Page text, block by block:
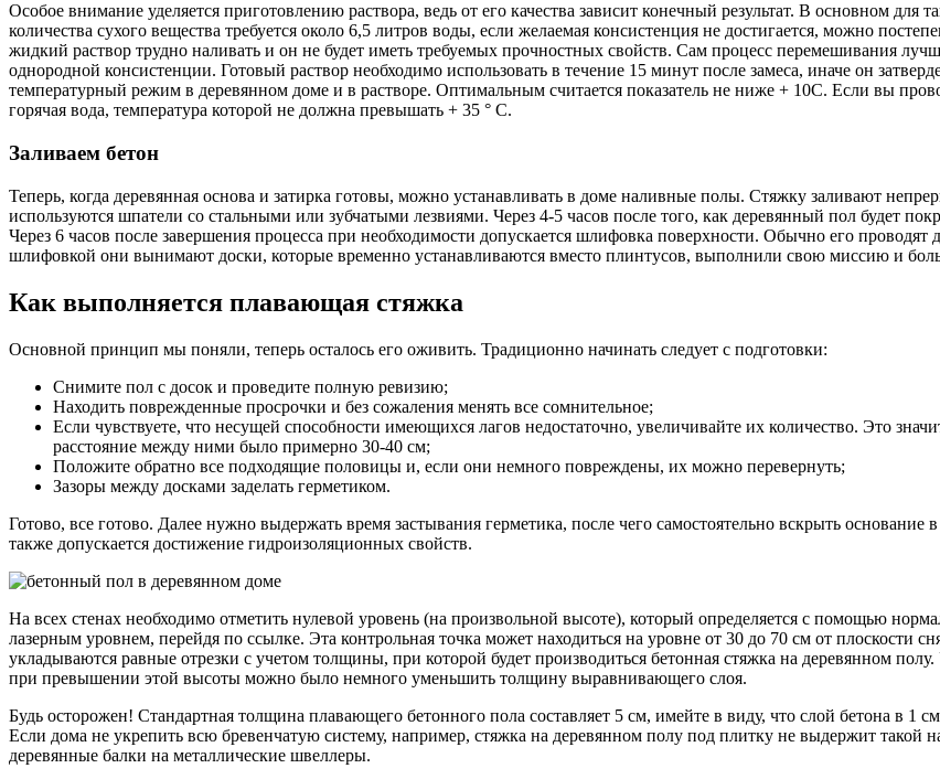
Особое внимание уделяется приготовлению раствора, ведь от его качества зависит конечный результат. В основном для
количества сухого вещества требуется около 6,5 литров воды, если желаемая консистенция не достигается, можно
жидкий раствор трудно наливать и он не будет иметь требуемых прочностных свойств. Сам процесс перемешивания
однородной консистенции. Готовый раствор необходимо использовать в течение 15 минут после замеса, иначе он
температурный режим в деревянном доме и в растворе. Оптимальным считается показатель не ниже + 10С. Если вы
горячая вода, температура которой не должна превышать + 35 ° С.
Заливаем бетон
Теперь, когда деревянная основа и затирка готовы, можно устанавливать в доме наливные полы. Стяжку заливают
используются шпатели со стальными или зубчатыми лезвиями. Через 4-5 часов после того, как деревянный пол будет
Через 6 часов после завершения процесса при необходимости допускается шлифовка поверхности. Обычно его
шлифовкой они вынимают доски, которые временно устанавливаются вместо плинтусов, выполнили свою миссию и
Как выполняется плавающая стяжка
Основной принцип мы поняли, теперь осталось его оживить. Традиционно начинать следует с подготовки:
Снимите пол с досок и проведите полную ревизию;
Находить поврежденные просрочки и без сожаления менять все сомнительное;
Если чувствуете, что несущей способности имеющихся лагов недостаточно, увеличивайте их количество. Это
расстояние между ними было примерно 30-40 см;
Положите обратно все подходящие половицы и, если они немного повреждены, их можно перевернуть;
Зазоры между досками заделать герметиком.
Готово, все готово. Далее нужно выдержать время застывания герметика, после чего самостоятельно вскрыть
также допускается достижение гидроизоляционных свойств.
На всех стенах необходимо отметить нулевой уровень (на произвольной высоте), который определяется с помощью
лазерным уровнем, перейдя по ссылке. Эта контрольная точка может находиться на уровне от 30 до 70 см от плоскости
укладываются равные отрезки с учетом толщины, при которой будет производиться бетонная стяжка на деревянном
при превышении этой высоты можно было немного уменьшить толщину выравнивающего слоя.
Будь осторожен! Стандартная толщина плавающего бетонного пола составляет 5 см, имейте в виду, что слой бетона в 1
Если дома не укрепить всю бревенчатую систему, например, стяжка на деревянном полу под плитку не выдержит такой
деревянные балки на металлические швеллеры.